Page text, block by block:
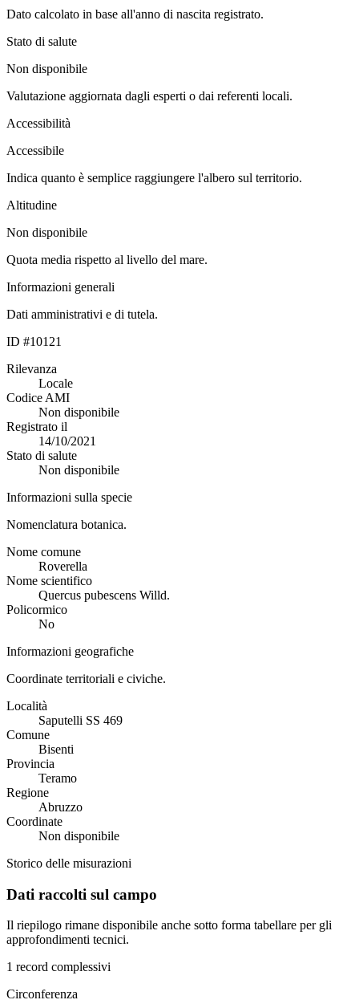
Dato calcolato in base all'anno di nascita registrato.
Stato di salute
Non disponibile
Valutazione aggiornata dagli esperti o dai referenti locali.
Accessibilità
Accessibile
Indica quanto è semplice raggiungere l'albero sul territorio.
Altitudine
Non disponibile
Quota media rispetto al livello del mare.
Informazioni generali
Dati amministrativi e di tutela.
ID #10121
Rilevanza
Locale
Codice AMI
Non disponibile
Registrato il
14/10/2021
Stato di salute
Non disponibile
Informazioni sulla specie
Nomenclatura botanica.
Nome comune
Roverella
Nome scientifico
Quercus pubescens Willd.
Policormico
No
Informazioni geografiche
Coordinate territoriali e civiche.
Località
Saputelli SS 469
Comune
Bisenti
Provincia
Teramo
Regione
Abruzzo
Coordinate
Non disponibile
Storico delle misurazioni
Dati raccolti sul campo
Il riepilogo rimane disponibile anche sotto forma tabellare per gli
approfondimenti tecnici.
1 record complessivi
Circonferenza